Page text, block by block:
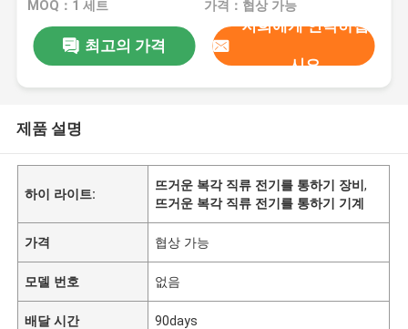
MOQ：1 세트 가격：협상 가능
최고의 가격
저희에게 연락하십
시오
제품 설명
하이 라이트:
뜨거운 복각 직류 전기를 통하기 장비,
뜨거운 복각 직류 전기를 통하기 기계
가격 협상 가능
모델 번호 없음
배달 시간 90days